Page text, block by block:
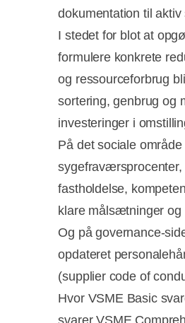
dokumentation til
I stedet for blot at
formulere konkrete
og ressourceforbrug
sortering, genbrug og
investeringer i
På det sociale
sygefraværsprocenter,
fastholdelse,
klare målsætninger og
Og på governance-
opdateret
(supplier code of
Hvor VSME Basic